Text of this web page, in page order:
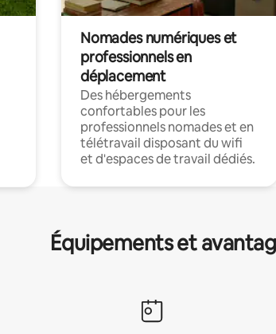
Nomades numériques et
professionnels en
déplacement
Des hébergements
confortables pour les
professionnels nomades et en
télétravail disposant du wifi
et d'espaces de travail dédiés.
Équipements et